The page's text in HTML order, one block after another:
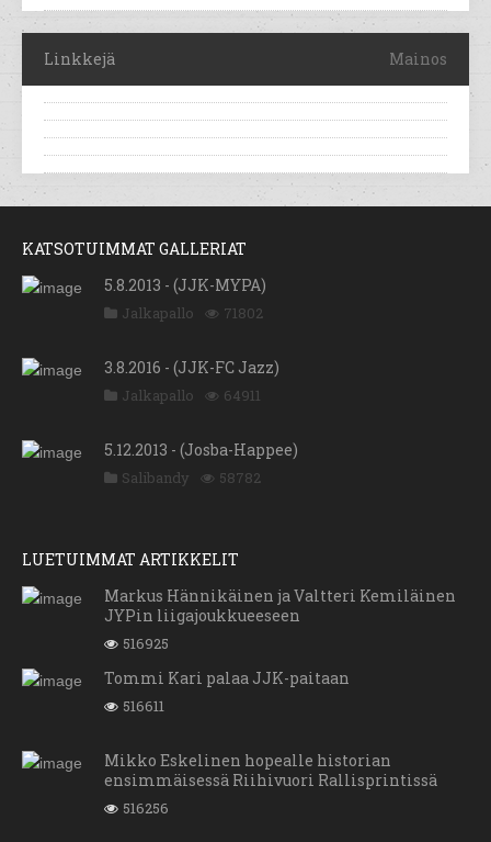
Linkkejä Mainos
KATSOTUIMMAT GALLERIAT
5.8.2013 - (JJK-MYPA)
Jalkapallo 71802
3.8.2016 - (JJK-FC Jazz)
Jalkapallo 64911
5.12.2013 - (Josba-Happee)
Salibandy 58782
LUETUIMMAT ARTIKKELIT
Markus Hännikäinen ja Valtteri Kemiläinen
JYPin liigajoukkueeseen
516925
Tommi Kari palaa JJK-paitaan
516611
Mikko Eskelinen hopealle historian
ensimmäisessä Riihivuori Rallisprintissä
516256